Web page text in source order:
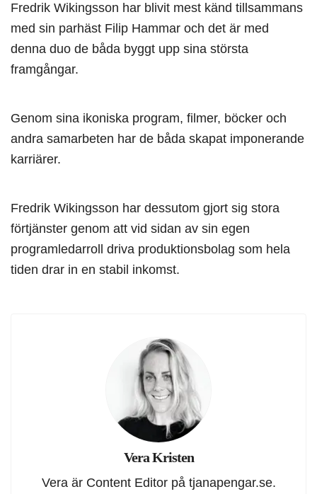
Fredrik Wikingsson har blivit mest känd tillsammans
med sin parhäst Filip Hammar och det är med
denna duo de båda byggt upp sina största
framgångar.
Genom sina ikoniska program, filmer, böcker och
andra samarbeten har de båda skapat imponerande
karriärer.
Fredrik Wikingsson har dessutom gjort sig stora
förtjänster genom att vid sidan av sin egen
programledarroll driva produktionsbolag som hela
tiden drar in en stabil inkomst.
Vera Kristen
Vera är Content Editor på tjanapengar.se.